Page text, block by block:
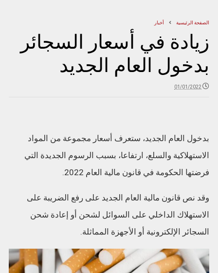
الصفحة الرئيسية أخبار
زيادة في أسعار السجائر
بدخول العام الجديد
01/01/2022
بدخول العام الجديد، ستعرف أسعار مجموعة من المواد
الاستهلاكية والسلع، ارتفاعا، بسبب الرسوم الجديدة التي
فرضتها الحكومة في قانون مالية العام 2022.
وقد نص قانون مالية العام الجديد على رفع الضريبة على
الاستهلاك الداخلي على السوائل لشحن أو إعادة شحن
السجائر الإلكترونية أو الأجهزة المماثلة.